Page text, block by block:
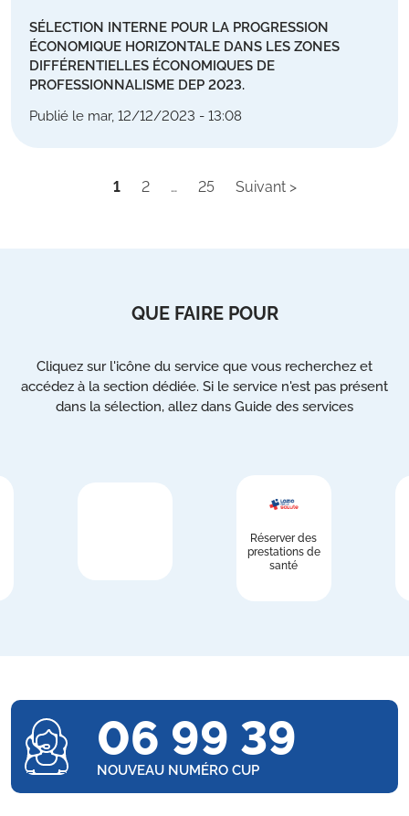
SÉLECTION INTERNE POUR LA PROGRESSION
ÉCONOMIQUE HORIZONTALE DANS LES ZONES
DIFFÉRENTIELLES ÉCONOMIQUES DE
PROFESSIONNALISME DEP 2023.
Publié le mar, 12/12/2023 - 13:08
1 2 … 25 Suivant >
QUE FAIRE POUR
Cliquez sur l'icône du service que vous recherchez et
accédez à la section dédiée. Si le service n'est pas présent
dans la sélection, allez dans Guide des services
Réserver des
prestations de
santé
06 99 39
NOUVEAU NUMÉRO CUP